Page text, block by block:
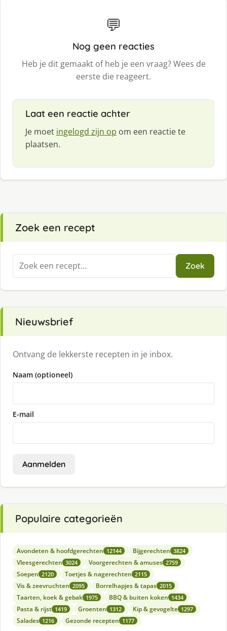
💬
Nog geen reacties
Heb je dit gemaakt of heb je een vraag? Wees de
eerste die reageert.
Laat een reactie achter
Je moet ingelogd zijn op om een reactie te
plaatsen.
Zoek een recept
Zoeken
naar:
Zoek
Nieuwsbrief
Ontvang de lekkerste recepten in je inbox.
Naam (optioneel)
E-mail
Aanmelden
Populaire categorieën
Avondeten & hoofdgerechten 12144 Bijgerechten 3824
Vleesgerechten 3024 Voorgerechten & amuses 2759
Soepen 2120 Toetjes & nagerechten 2115
Vis & zeevruchten 2095 Borrelhapjes & tapas 2015
Taarten, koek & gebak 1975 BBQ & buiten koken 1434
Pasta & rijst 1419 Groenten 1312 Kip & gevogelte 1297
Salades 1216 Gezonde recepten 1177